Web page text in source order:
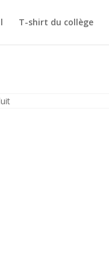
T-shirt du collège